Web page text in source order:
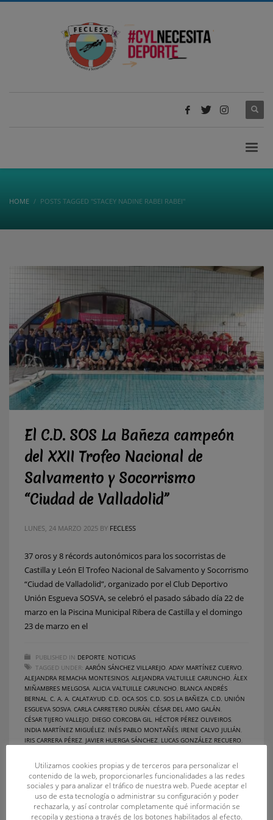
HOME POSTS TAGGED "STACEY NADINE RABEI RABEI"
El C.D. SOS La Bañeza campeón
del XXII Trofeo Nacional de
Salvamento y Socorrismo
“Ciudad de Valladolid”
LUNES, 24 MARZO 2025 BY FECLESS
37 oros y 8 récords autonómicos para los socorristas de
Castilla y León El Trofeo Nacional de Salvamento y Socorrismo
“Ciudad de Valladolid”, organizado por el Club Deportivo
Unión Esgueva SOSVA, se celebró el pasado sábado día 22 de
marzo en la Piscina Municipal Ribera de Castilla y el domingo
23 de marzo en el
PUBLISHED IN DEPORTE NOTICIAS
TAGGED UNDER: AARÓN SÁNCHEZ VILLAREJO ADAY MARTÍNEZ CUERVO
ALEJANDRA REMACHA MONTESINOS ALEJANDRA VALTUILLE CARUNCHO ÁLEX
MIÑAMBRES MELGOSA ALICIA VALTUILLE CARUNCHO BLANCA ANDRÉS
BERNAL C. A. A. CALATAYUD C.D. OCA SOS C.D. SOS LA BAÑEZA C.D. UNIÓN
ESGUEVA SOSVA CARLA CARRETERO DURÁN CÉSAR DEL AMO GALÁN
CÉSAR TIJERO VALLEJO DIEGO CORCOBA GIL HÉCTOR PÉREZ OLIVEIROS
INDIA MARTÍNEZ MIGUÉLEZ INÉS PABLO MONTAÑÉS IRENE CALVO JULIÁN
IRIS CARRERA PÉREZ JAVIER HUERGA SÁNCHEZ LUCAS GONZÁLEZ RECUERO
ALONSO IBÁÑEZ ,RAÚL PEDRUEZA MERINO, STACEY NADINE RABEI RABEI,
VERÓNICA HERRERO GÜÉMEZ,VICTORIA DEL CARMEN ZANFAÑO JUSTO
Utilizamos cookies propias y de terceros para personalizar el
contenido de la web, proporcionarles funcionalidades a las redes
sociales y para analizar el tráfico de nuestra web. Puede aceptar el
uso de esta tecnología o administrar su configuración y poder
rechazarla, y así controlar completamente qué información se
recopila y gestiona a través de los botones habilitados al efecto.